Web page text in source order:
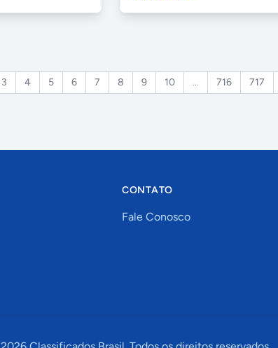
3 4 5 6 7 8 9 10 ... 716 717
CONTATO
Fale Conosco